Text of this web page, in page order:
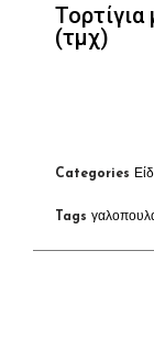
(τμχ)
Categories
Tags